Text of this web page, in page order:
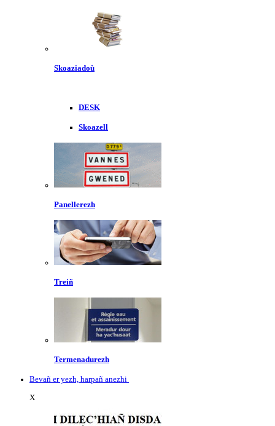
Skoaziadoù
DESK
Skoazell
Panellerezh
Treiñ
Termenadurezh
Bevañ er yezh, harpañ anezhi
X